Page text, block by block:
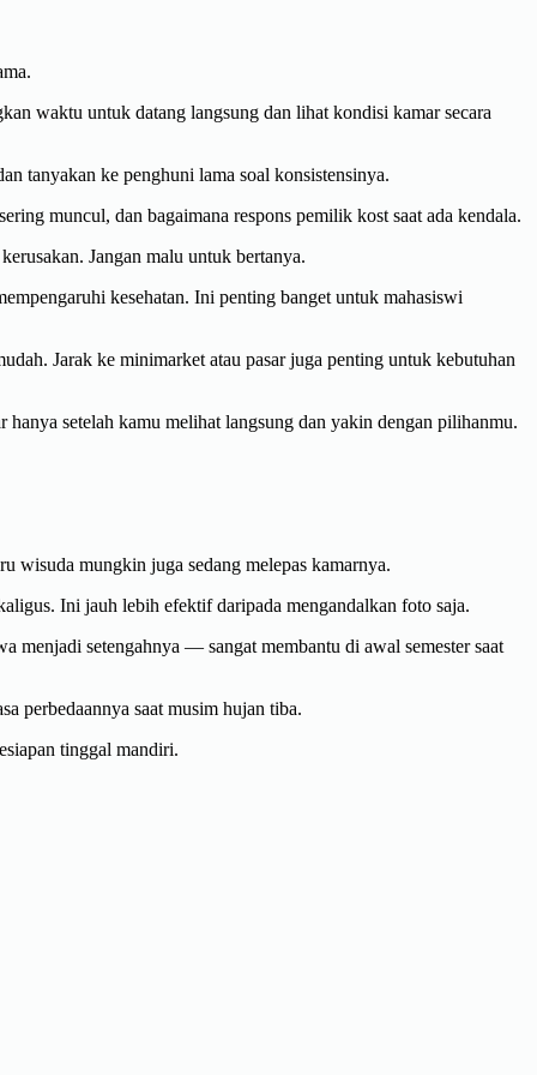
waktu untuk datang langsung dan lihat kondisi kamar secara
tanyakan ke penghuni lama soal konsistensinya.
muncul, dan bagaimana respons pemilik kost saat ada kendala.
Jangan malu untuk bertanya.
kesehatan. Ini penting banget untuk mahasiswi
Jarak ke minimarket atau pasar juga penting untuk kebutuhan
setelah kamu melihat langsung dan yakin dengan pilihanmu.
wisuda mungkin juga sedang melepas kamarnya.
Ini jauh lebih efektif daripada mengandalkan foto saja.
menjadi setengahnya — sangat membantu di awal semester saat
perbedaannya saat musim hujan tiba.
tinggal mandiri.